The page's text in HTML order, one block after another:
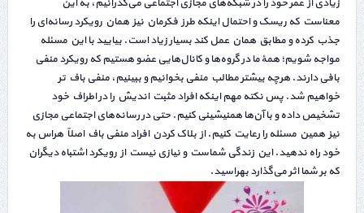
معناست که ریسک و احتمال اینکه طرز فکرمان نیز همان رویکرد رسانه‌ای را
جذب کرده و مطابق همان عمل کند بسیار زیاد است. بیایید با این مسئله
مواجه شویم؛ همهٔ ما در گروه‌ها و کانال‌هایی عضو هستیم که رویکرد منفی
بافی دارند. هرچه بیشتر مطالب منفی بخوانیم و ببینیم، منفی باف تر
خواهیم شد. پس نکته مهم اینکه افراد مثبت اندیش را در اطراف خود
تشخیص داده و با آن‌ها همنیشینی کنیم. حتی در رسانه‌های اجتماعی مجازی
نیز همین مسئله را رعایت کنیم. از بلاک کردن افراد منفی باف اصلاً هراس به
خود راه ندهید. این زندگی شماست و نیازی نیست از رویکرد اشتباه دیگران
که بر شما اثر می‌گذارد بهراسید.